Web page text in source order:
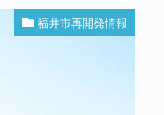
福井市再開発情報